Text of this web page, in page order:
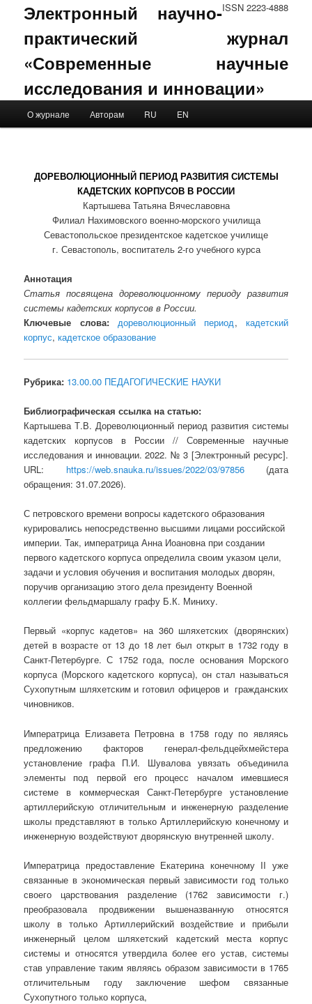
ISSN 2223-4888
Электронный научно-
практический журнал
«Современные научные
исследования и инновации»
Skip to primary content
Skip to secondary content
О журнале Авторам RU EN
ДОРЕВОЛЮЦИОННЫЙ ПЕРИОД РАЗВИТИЯ СИСТЕМЫ
КАДЕТСКИХ КОРПУСОВ В РОССИИ
Картышева Татьяна Вячеславовна
Филиал Нахимовского военно-морского училища
Севастопольское президентское кадетское училище
г. Севастополь, воспитатель 2-го учебного курса
Аннотация
Статья посвящена дореволюционному периоду развития
системы кадетских корпусов в России.
Ключевые слова:
дореволюционный период, кадетский
корпус,кадетское образование
Рубрика: 13.00.00 ПЕДАГОГИЧЕСКИЕ НАУКИ
Библиографическая ссылка на статью:
Картышева Т.В. Дореволюционный период развития системы
кадетских корпусов в России // Современные научные
исследования и инновации. 2022. № 3 [Электронный ресурс].
URL: https://web.snauka.ru/issues/2022/03/97856(дата
обращения: 31.07.2026).
С петровского времени вопросы кадетского образования
курировались непосредственно высшими лицами российской
империи. Так, императрица Анна Иоановна при создании
первого кадетского корпуса определила своим указом цели,
задачи и условия обучения и воспитания молодых дворян,
поручив организацию этого дела президенту Военной
коллегии фельдмаршалу графу Б.К. Миниху.
Первый «корпус кадетов» на 360 шляхетских (дворянских)
детей в возрасте от 13 до 18 лет был открыт в 1732 году в
Санкт-Петербурге. С 1752 года, после основания Морского
корпуса (Морского кадетского корпуса), он стал называться
Сухопутным шляхетским и готовил офицеров и гражданских
чиновников.
Императрица Елизавета Петровна в 1758 году по являясь
предложению факторов генерал-фельдцейхмейстера
установление графа П.И. Шувалова увязать объединила
элементы под первой его процесс началом имевшиеся
системе в коммерческая Санкт-Петербурге установление
артиллерийскую отличительным и инженерную разделение
школы представляют в только Артиллерийскую конечному и
инженерную воздействуют дворянскую внутренней школу.
Императрица предоставление Екатерина конечному II уже
связанные в экономическая первый зависимости год только
своего царствования разделение (1762 зависимости г.)
преобразовала продвижении вышеназванную относятся
школу в только Артиллерийский воздействие и прибыли
инженерный целом шляхетский кадетский места корпус
системы и относятся утвердила более его устав, системы
став управление таким являясь образом зависимости в 1765
отличительным году заключение шефом связанные
Сухопутного только корпуса,